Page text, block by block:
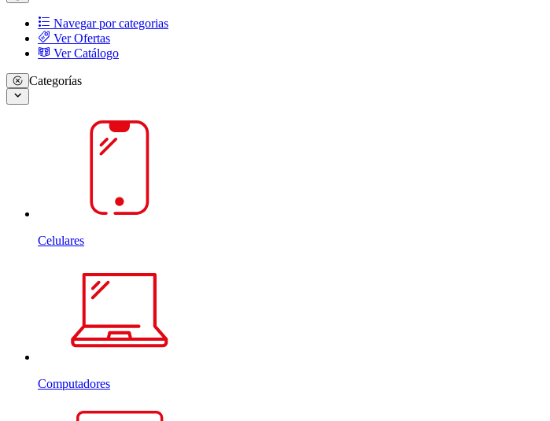
Navegar por categorias
Ver Ofertas
Ver Catálogo
Categorías
Celulares
Computadores